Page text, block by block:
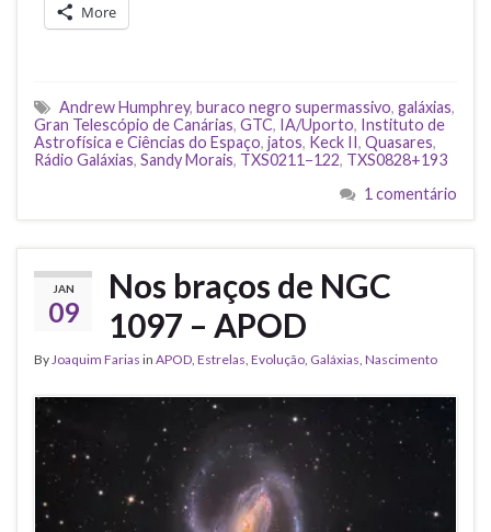
More
Andrew Humphrey, buraco negro supermassivo, galáxias,
Gran Telescópio de Canárias, GTC, IA/Uporto, Instituto de
Astrofísica e Ciências do Espaço, jatos, Keck II, Quasares,
Rádio Galáxias, Sandy Morais, TXS0211−122, TXS0828+193
1 comentário
JAN
09
Nos braços de NGC
1097 – APOD
By Joaquim Farias in APOD Estrelas Evolução Galáxias Nascimento